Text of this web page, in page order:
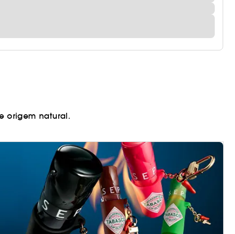
origem natural.